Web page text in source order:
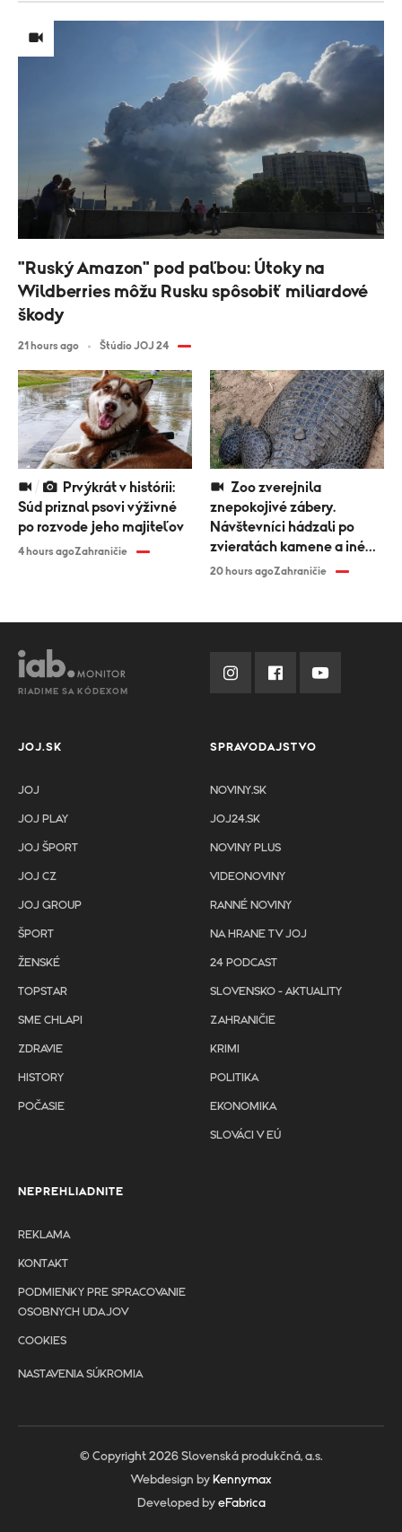
Súd priznal psovi výživné
po rozvode jeho majiteľov
4 hours agoZahraničie
znepokojivé zábery.
Návštevníci hádzali po
zvieratách kamene a iné
predmety
20 hours agoZahraničie
"Ruský Amazon" pod paľbou: Útoky na
Wildberries môžu Rusku spôsobiť miliardové
škody
21 hours ago Štúdio JOJ 24
RIADIME SA KÓDEXOM
JOJ.SK
JOJ
JOJ PLAY
JOJ ŠPORT
JOJ CZ
JOJ GROUP
ŠPORT
ŽENSKÉ
TOPSTAR
SME CHLAPI
ZDRAVIE
HISTORY
POČASIE
SPRAVODAJSTVO
NOVINY.SK
JOJ24.SK
NOVINY PLUS
VIDEONOVINY
RANNÉ NOVINY
NA HRANE TV JOJ
24 PODCAST
SLOVENSKO - AKTUALITY
ZAHRANIČIE
KRIMI
POLITIKA
EKONOMIKA
SLOVÁCI V EÚ
NEPREHLIADNITE
REKLAMA
KONTAKT
PODMIENKY PRE SPRACOVANIE
OSOBNYCH UDAJOV
COOKIES
NASTAVENIA SÚKROMIA
© Copyright 2026 Slovenská produkčná, a.s.
Webdesign by Kennymax
Developed by eFabrica